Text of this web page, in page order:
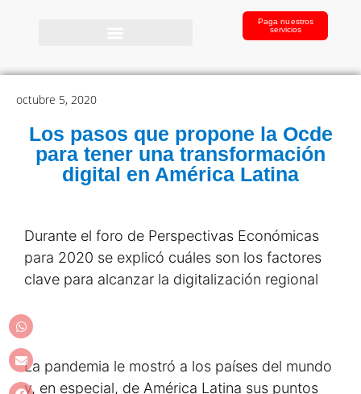
Paga nuestros
servicios
octubre 5, 2020
Los pasos que propone la Ocde
para tener una transformación
digital en América Latina
Durante el foro de Perspectivas Económicas
para 2020 se explicó cuáles son los factores
clave para alcanzar la digitalización regional
La pandemia le mostró a los países del mundo
y, en especial, de América Latina sus puntos